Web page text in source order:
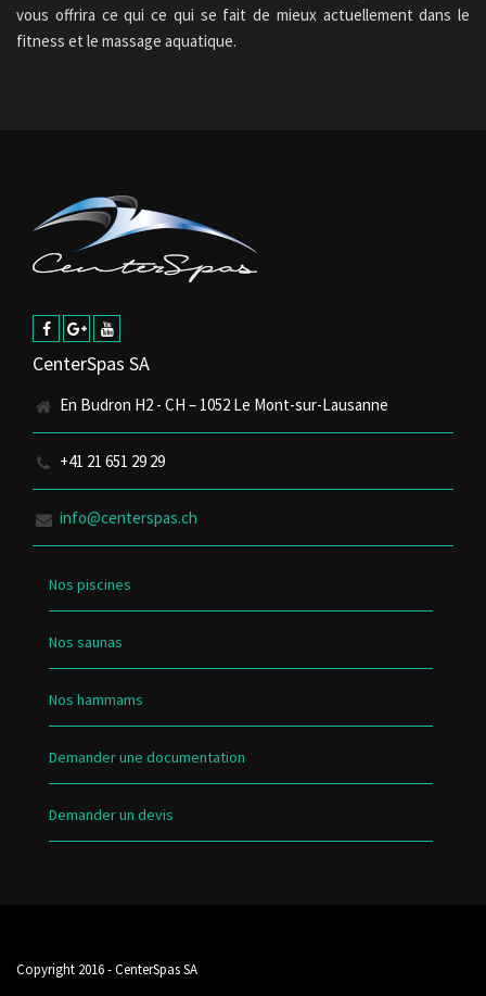
vous offrira ce qui ce qui se fait de mieux actuellement dans le
fitness et le massage aquatique.
CenterSpas SA
En Budron H2 - CH – 1052 Le Mont-sur-Lausanne
+41 21 651 29 29
info@centerspas.ch
Nos piscines
Nos saunas
Nos hammams
Demander une documentation
Demander un devis
Copyright 2016 - CenterSpas SA